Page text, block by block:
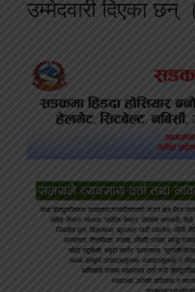
उम्मेदवारी दिएका छन् ।